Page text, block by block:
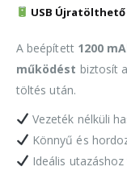
USB
A beépített 1200
működést biztosít
töltés után.
Vezeték nélküli
Könnyű és
Ideális